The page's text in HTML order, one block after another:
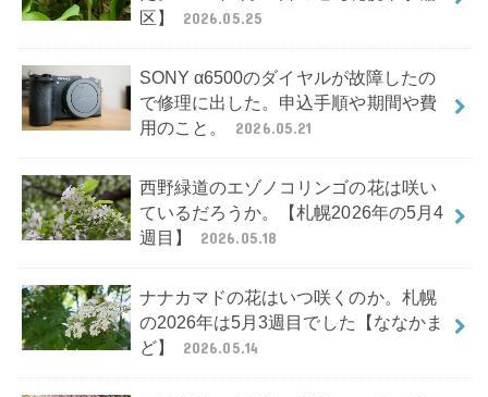
区】
2026.05.25
SONY α6500のダイヤルが故障したの
で修理に出した。申込手順や期間や費
用のこと。
2026.05.21
西野緑道のエゾノコリンゴの花は咲い
ているだろうか。【札幌2026年の5月4
週目】
2026.05.18
ナナカマドの花はいつ咲くのか。札幌
の2026年は5月3週目でした【ななかま
ど】
2026.05.14